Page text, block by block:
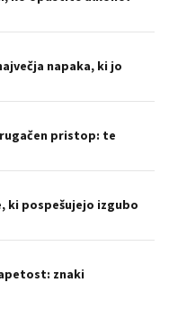
napaka, ki jo
pristop: te
ki pospešujejo izgubo
znaki